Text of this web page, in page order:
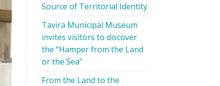
Source of Territorial Identity
Tavira Municipal Museum
invites visitors to discover
the “Hamper from the Land
or the Sea”
From the Land to the